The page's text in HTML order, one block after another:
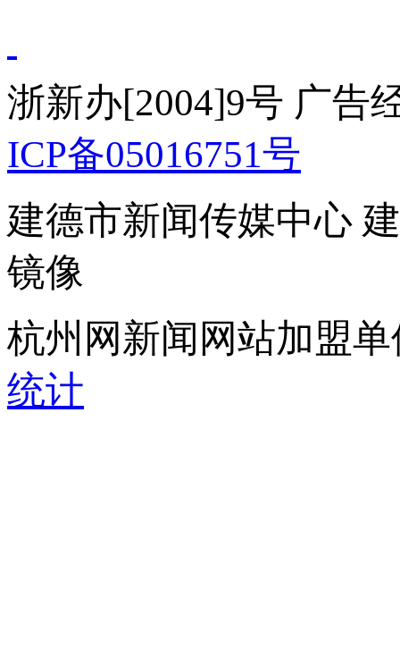
浙新办[2004]9号 广告
ICP备05016751号
建德市新闻传媒中心
镜像
杭州网新闻网站加盟
统计